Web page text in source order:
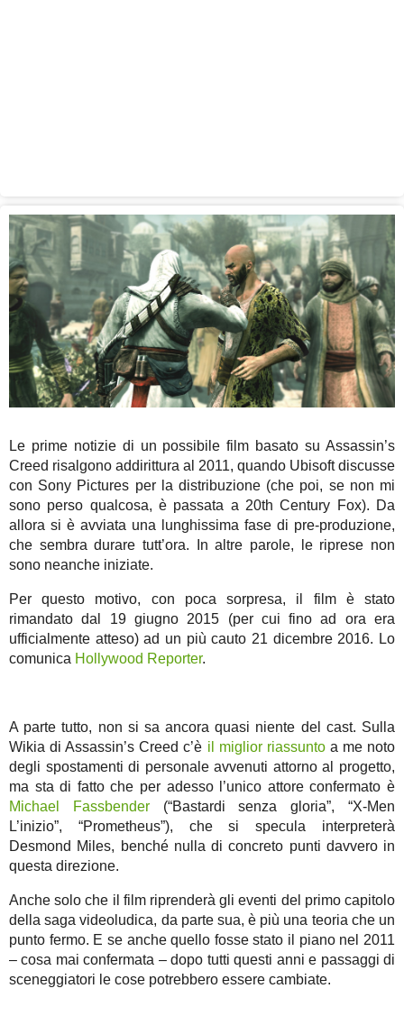
Le prime notizie di un possibile film basato su Assassin’s
Creed risalgono addirittura al 2011, quando Ubisoft discusse
con Sony Pictures per la distribuzione (che poi, se non mi
sono perso qualcosa, è passata a 20th Century Fox). Da
allora si è avviata una lunghissima fase di pre-produzione,
che sembra durare tutt’ora. In altre parole, le riprese non
sono neanche iniziate.
Per questo motivo, con poca sorpresa, il film è stato
rimandato dal 19 giugno 2015 (per cui fino ad ora era
ufficialmente atteso) ad un più cauto 21 dicembre 2016. Lo
comunica Hollywood Reporter.
A parte tutto, non si sa ancora quasi niente del cast. Sulla
Wikia di Assassin’s Creed c’è il miglior riassuntoa me noto
degli spostamenti di personale avvenuti attorno al progetto,
ma sta di fatto che per adesso l’unico attore confermato è
Michael Fassbender(“Bastardi senza gloria”, “X-Men
L’inizio”, “Prometheus”), che si specula interpreterà
Desmond Miles, benché nulla di concreto punti davvero in
questa direzione.
Anche solo che il film riprenderà gli eventi del primo capitolo
della saga videoludica, da parte sua, è più una teoria che un
punto fermo. E se anche quello fosse stato il piano nel 2011
– cosa mai confermata – dopo tutti questi anni e passaggi di
sceneggiatori le cose potrebbero essere cambiate.